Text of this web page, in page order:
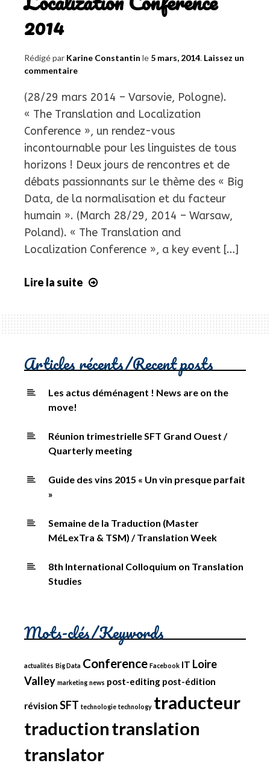
2014
Rédigé par Karine Constantin le 5 mars, 2014. Laissez un
commentaire
(28/29 mars 2014 – Varsovie, Pologne).
« The Translation and Localization
Conference », un rendez-vous
incontournable pour les linguistes de tous
horizons ! Deux jours de rencontres et de
débats passionnants sur le thème des « Big
Data, de la normalisation et du facteur
humain ». (March 28/29, 2014 – Warsaw,
Poland). « The Translation and
Localization Conference », a key event […]
Lire la suite
and
Localization
2014
Articles récents/Recent posts
Les actus déménagent ! News are on the
move!
Réunion trimestrielle SFT Grand Ouest /
Quarterly meeting
Guide des vins 2015 « Un vin presque parfait
»
Semaine de la Traduction (Master
MéLexTra & TSM) / Translation Week
8th International Colloquium on Translation
Studies
Mots-clés/Keywords
actualités Big Data Conference Facebook IT Loire
Valley marketing news post-editing post-édition
révision SFT technologie technology traducteur
traductiontranslation
translator